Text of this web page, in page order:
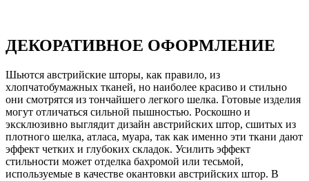
ДЕКОРАТИВНОЕ ОФОРМЛЕНИЕ
Шьются австрийские шторы, как правило, из
хлопчатобумажных тканей, но наиболее красиво и стильно
они смотрятся из тончайшего легкого шелка. Готовые изделия
могут отличаться сильной пышностью. Роскошно и
эксклюзивно выглядит дизайн австрийских штор, сшитых из
плотного шелка, атласа, муара, так как именно эти ткани дают
эффект четких и глубоких складок. Усилить эффект
стильности может отделка бахромой или тесьмой,
используемые в качестве окантовки австрийских штор. В